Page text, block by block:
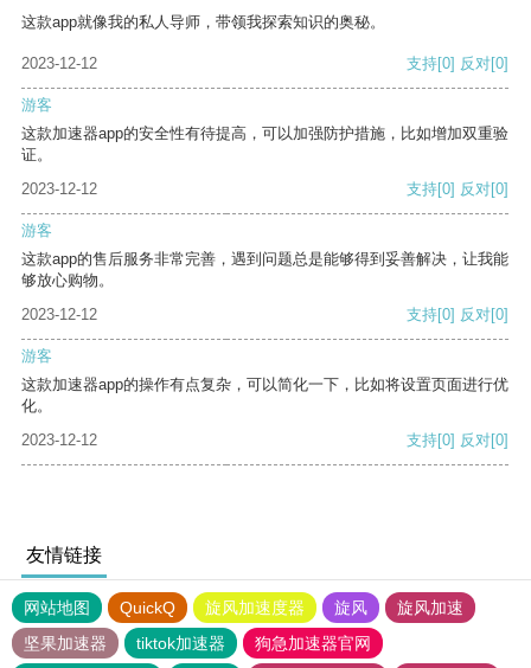
这款app就像我的私人导师，带领我探索知识的奥秘。
2023-12-12 支持[0] 反对[0]
游客
这款加速器app的安全性有待提高，可以加强防护措施，比如增加双重验
证。
2023-12-12
支持[0] 反对[0]
游客
这款app的售后服务非常完善，遇到问题总是能够得到妥善解决，让我能
够放心购物。
2023-12-12
支持[0] 反对[0]
游客
这款加速器app的操作有点复杂，可以简化一下，比如将设置页面进行优
化。
2023-12-12
支持[0] 反对[0]
友情链接
网站地图 QuickQ 旋风加速度器 旋风
旋风加速
坚果加速器
tiktok加速器
狗急加速器官网